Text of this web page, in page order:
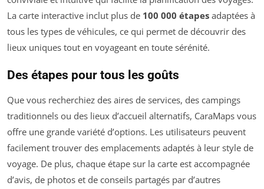
La carte interactive inclut plus de 100 000 étapes adaptées à
tous les types de véhicules, ce qui permet de découvrir des
lieux uniques tout en voyageant en toute sérénité.
Des étapes pour tous les goûts
Que vous recherchiez des aires de services, des campings
traditionnels ou des lieux d’accueil alternatifs, CaraMaps vous
offre une grande variété d’options. Les utilisateurs peuvent
facilement trouver des emplacements adaptés à leur style de
voyage. De plus, chaque étape sur la carte est accompagnée
d’avis, de photos et de conseils partagés par d’autres